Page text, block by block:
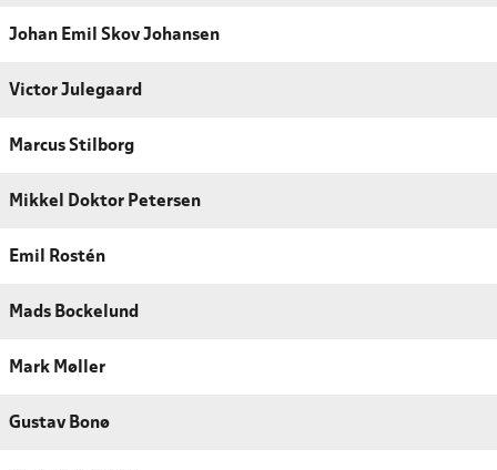
Johan Emil Skov Johansen
Victor Julegaard
Marcus Stilborg
Mikkel Doktor Petersen
Emil Rostén
Mads Bockelund
Mark Møller
Gustav Bonø